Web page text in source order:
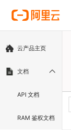
云产品主页
文档
API 文档
RAM 鉴权文档